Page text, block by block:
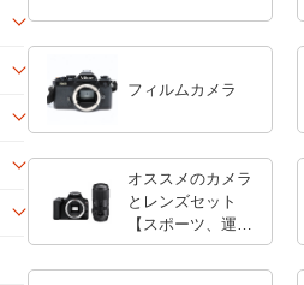
フィルムカメラ
オススメのカメラ
とレンズセット
【スポーツ、運動
会】